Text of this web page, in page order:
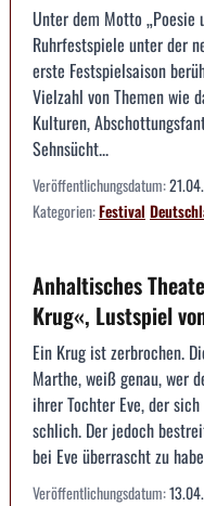
Unter dem Motto
Ruhrfestspiele unter der
erste Festspielsaison
Vielzahl von Themen wie
Kulturen,
Sehnsücht...
Veröffentlichungsdatum:
Kategorien:Festival
Anhaltisches
Krug«, Lustspiel
Ein Krug ist zerbrochen.
Marthe, weiß genau, wer
ihrer Tochter Eve, der
schlich. Der jedoch
bei Eve überrascht zu
Veröffentlichungsdatum: